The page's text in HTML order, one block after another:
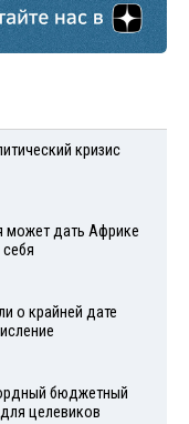
кризис
может дать Африке
о крайней дате
бюджетный
целевиков